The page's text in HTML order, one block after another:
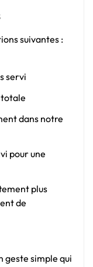
suivantes :
servi
totale
dans notre
pour une
plus
de
geste simple qui